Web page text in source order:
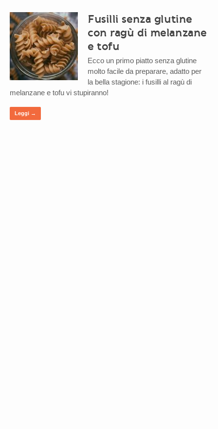
Fusilli senza glutine
con ragù di melanzane
e tofu
Ecco un primo piatto senza glutine
molto facile da preparare, adatto per
la bella stagione: i fusilli al ragù di
melanzane e tofu vi stupiranno!
Leggi →